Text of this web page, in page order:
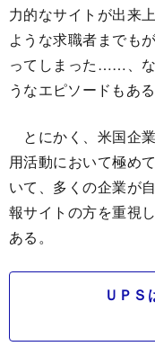
力的なサイトが出来
ような求職者までも
ってしまった……、な
うなエピソードもある
とにかく、米国企
用活動において極め
いて、多くの企業が
報サイトの方を重視
ある。
ＵＰＳ